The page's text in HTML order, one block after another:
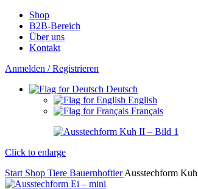
Shop
B2B-Bereich
Über uns
Kontakt
Anmelden / Registrieren
Deutsch
English
Français
Click to enlarge
Start Shop Tiere BauernhoftierAusstechform